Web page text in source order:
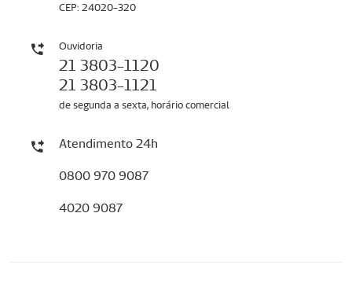
CEP: 24020-320
Ouvidoria
21 3803-1120
21 3803-1121
de segunda a sexta, horário comercial
Atendimento 24h
0800 970 9087
4020 9087